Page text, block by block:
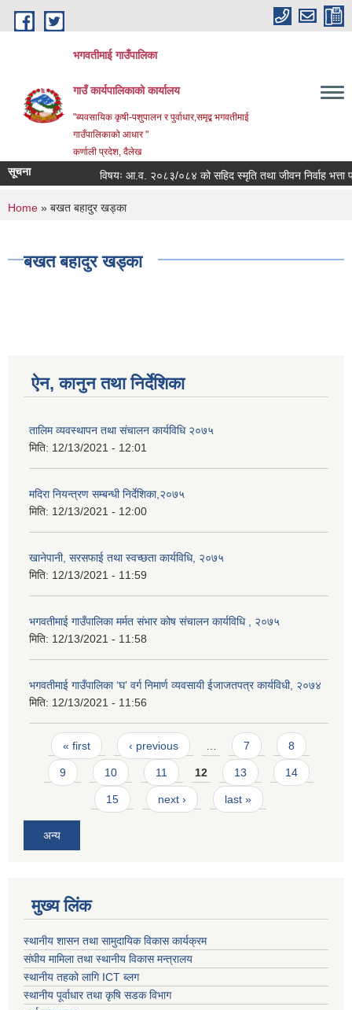
Skip to main content
भगवतीमाई गाउँपालिका
गाउँ कार्यपालिकाको कार्यालय
"ब्यवसायिक कृषी-पशुपालन र पुर्वाधार,समृद्ब भगवतीमाई
गाउँपालिकाको आधार "
कर्णाली प्रदेश, दैलेख
सूचना विषयः आ.व. २०८३/०८४ को सहिद स्मृति तथा जीवन निर्वाह भत्ता
You are here
Home » बखत बहादुर खड्का
बखत बहादुर खड्का
ऐन, कानुन तथा निर्देशिका
तालिम व्यवस्थापन तथा संचालन कार्यविधि २०७५
मिति: 12/13/2021 - 12:01
मदिरा नियन्त्रण सम्बन्धी निर्देशिका,२०७५
मिति: 12/13/2021 - 12:00
खानेपानी, सरसफाई तथा स्वच्छता कार्यविधि, २०७५
मिति: 12/13/2021 - 11:59
भगवतीमाई गाउँपालिका मर्मत संभार कोष संचालन कार्यविधि , २०७५
मिति: 12/13/2021 - 11:58
भगवतीमाई गाउँपालिका ‘घ’ वर्ग निमार्ण व्यवसायी ईजाजतपत्र कार्यविधी, २०७४
मिति: 12/13/2021 - 11:56
Pages
« first ‹ previous 7 8
9 10 11 12 13 14
15 next › last »
अन्य
मुख्य लिंक
स्थानीय शासन तथा सामुदायिक विकास कार्यक्रम
संघीय मामिला तथा स्थानीय विकास मन्त्रालय
स्थानीय तहको लागि ICT ब्लग
स्थानीय पूर्वाधार तथा कृषि सडक विभाग